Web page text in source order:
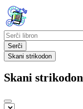
Serĉi
Skani strikodon
Skani strikodon